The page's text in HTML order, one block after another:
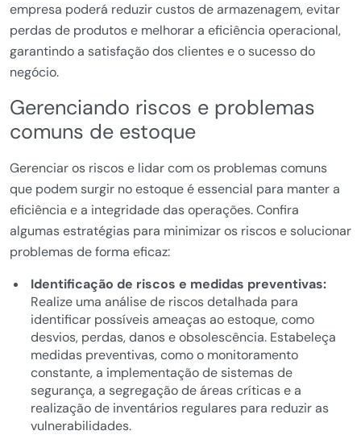
empresa poderá reduzir custos de armazenagem, evitar
perdas de produtos e melhorar a eficiência operacional,
garantindo a satisfação dos clientes e o sucesso do
negócio.
Gerenciando riscos e problemas
comuns de estoque
Gerenciar os riscos e lidar com os problemas comuns
que podem surgir no estoque é essencial para manter a
eficiência e a integridade das operações. Confira
algumas estratégias para minimizar os riscos e solucionar
problemas de forma eficaz:
Identificação de riscos e medidas preventivas:
Realize uma análise de riscos detalhada para
identificar possíveis ameaças ao estoque, como
desvios, perdas, danos e obsolescência. Estabeleça
medidas preventivas, como o monitoramento
constante, a implementação de sistemas de
segurança, a segregação de áreas críticas e a
realização de inventários regulares para reduzir as
vulnerabilidades.